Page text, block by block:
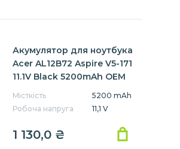
Акумулятор для ноутбука
Acer AL12B72 Aspire V5-171
11.1V Black 5200mAh OEM
Місткість
5200 mAh
Робоча напруга
11,1 V
1 130,0 ₴